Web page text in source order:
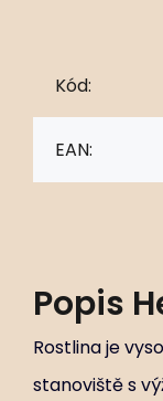
Kód:
EAN:
Popis
Rostlina je
stanoviště s